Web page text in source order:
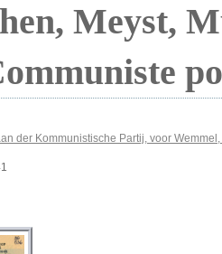
Meyst,
der Kommunistische Partij, voor